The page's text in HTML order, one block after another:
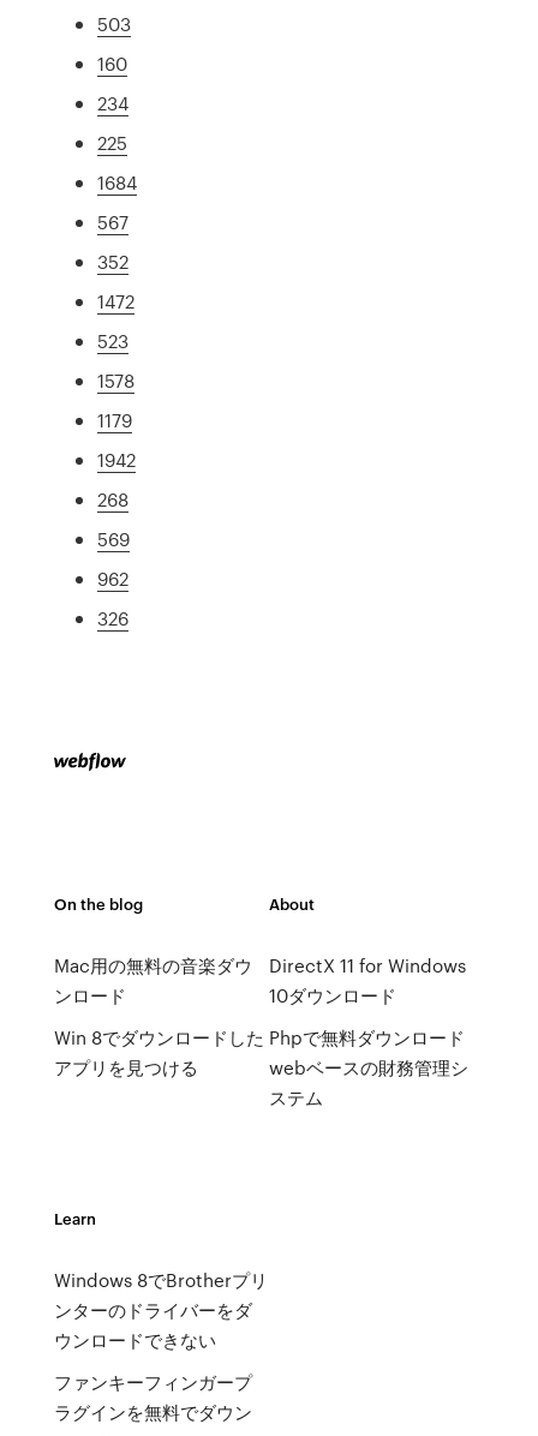
503
160
234
225
1684
567
352
1472
523
1578
1179
1942
268
569
962
326
On the blog
Mac用の無料の音楽ダウ
ンロード
Win 8でダウンロードした
アプリを見つける
About
DirectX 11 for Windows
10ダウンロード
Phpで無料ダウンロード
webベースの財務管理シ
ステム
Learn
Windows 8でBrotherプリ
ンターのドライバーをダ
ウンロードできない
ファンキーフィンガープ
ラグインを無料でダウン